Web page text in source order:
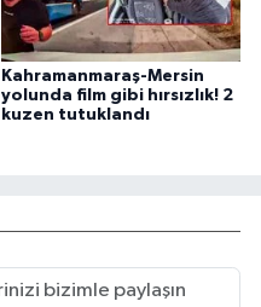
Kahramanmaraş-Mersin
yolunda film gibi hırsızlık! 2
kuzen tutuklandı